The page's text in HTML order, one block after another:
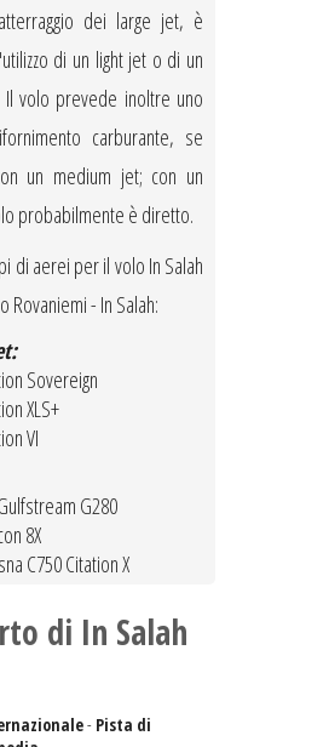
dei large jet, è
di un light jet o di un
volo prevede inoltre uno
carburante, se
un medium jet; con un
probabilmente è diretto.
di aerei per il volo In Salah
Rovaniemi - In Salah:
Sovereign
XLS+
VI
G280
8X
C750 Citation X
di In Salah
- Pista di